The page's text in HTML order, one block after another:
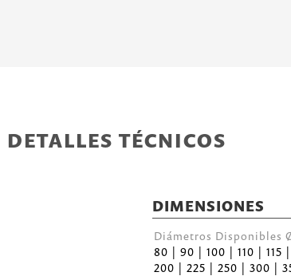
DETALLES TÉCNICOS
DIMENSIONES
Diámetros Disponibles
80 | 90 | 100 | 110 | 115
200 | 225 | 250 | 300 |